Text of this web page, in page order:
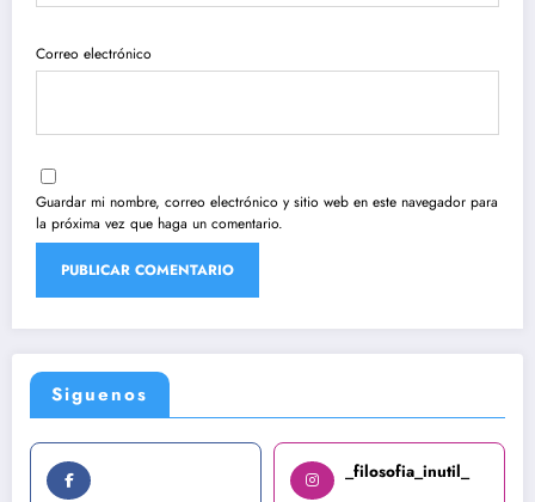
Correo electrónico
Guardar mi nombre, correo electrónico y sitio web en este navegador para
la próxima vez que haga un comentario.
Siguenos
_filosofia_inutil_